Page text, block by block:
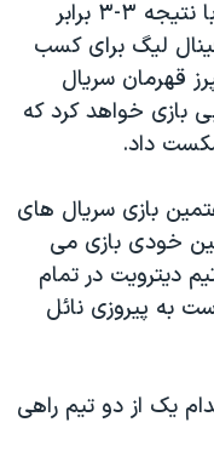
دو تيم در حال حاضر در اين سريال با نتيجه ۳-۳ برابر
ليگ برای کسب
قهرمان سريال
بازی خواهد کرد که
بازی سريال های
زمين خودی بازی می
ديترويت در تمام
به پيروزی نائل
يک از دو تيم راهی